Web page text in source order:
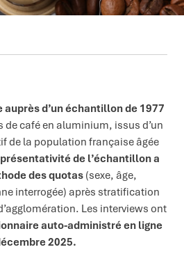
auprès d’un échantillon de 1977
café en aluminium, issus d’un
de la population française âgée
de l’échantillon a
des quotas (sexe, âge,
interrogée) après stratification
Les interviews ont
auto-administré en ligne
2025.